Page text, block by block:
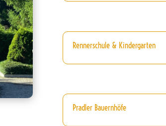
Rennerschule & Kindergarten
Pradler Bauernhöfe